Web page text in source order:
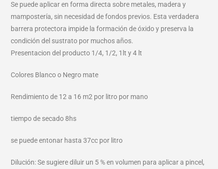
Se puede aplicar en forma directa sobre metales, madera y
mampostería, sin necesidad de fondos previos. Esta verdadera
barrera protectora impide la formación de óxido y preserva la
condición del sustrato por muchos años.
Presentacion del producto 1/4, 1/2, 1lt y 4 lt
Colores Blanco o Negro mate
Rendimiento de 12 a 16 m2 por litro por mano
tiempo de secado 8hs
se puede entonar hasta 37cc por litro
Dilución: Se sugiere diluir un 5 % en volumen para aplicar a pincel,